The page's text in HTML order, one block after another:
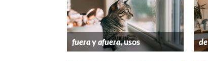
fuerayafuera, usos